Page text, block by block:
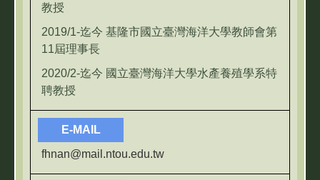
教授
2019/1-迄今 基隆市國立臺灣海洋大學教師會第
11屆理事長
2020/2-迄今 國立臺灣海洋大學水產養殖學系特
聘教授
E-MAIL
fhnan@mail.ntou.edu.tw